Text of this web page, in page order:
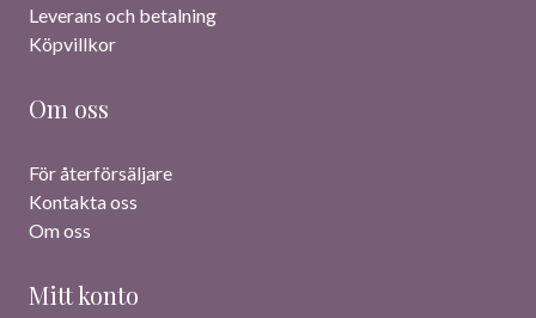
Leverans och betalning
Köpvillkor
Om oss
För återförsäljare
Kontakta oss
Om oss
Mitt konto